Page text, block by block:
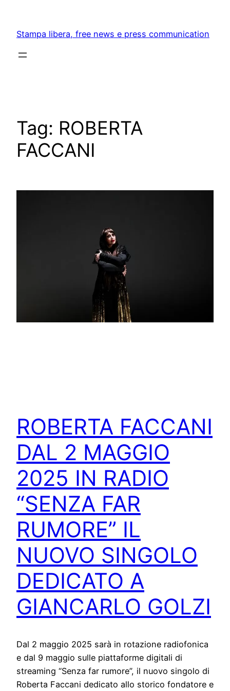
content
Stampa libera, free news e press communication
Tag: ROBERTA
FACCANI
ROBERTA FACCANI
DAL 2 MAGGIO
2025 IN RADIO
“SENZA FAR
RUMORE” IL
NUOVO SINGOLO
DEDICATO A
GIANCARLO GOLZI
Dal 2 maggio 2025 sarà in rotazione radiofonica
e dal 9 maggio sulle piattaforme digitali di
streaming “Senza far rumore”, il nuovo singolo di
Roberta Faccani dedicato allo storico fondatore e